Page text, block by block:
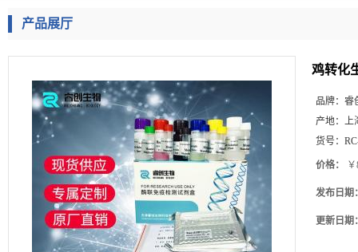
产品展厅
鸡转化
品牌： 睿
产地： 上
货号：
价格：
发布日期
更新日期